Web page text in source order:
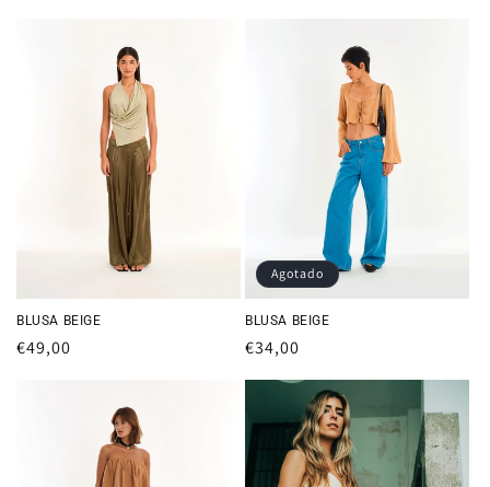
BLUSA BEIGE
Precio
€49,00
Agotado
BLUSA BEIGE
Precio
€34,00